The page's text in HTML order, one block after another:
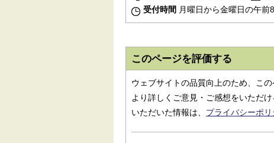
受付時間 月曜日から金曜日の午前
このページを評価する
ウェブサイトの品質向上のため、こ
より詳しくご意見・ご感想をいただけ
いただいた情報は、 プライバシーポリ